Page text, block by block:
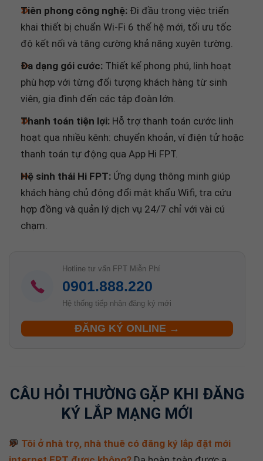
khai thiết bị chuẩn Wi-Fi 6 thế hệ mới, tối ưu tốc
độ kết nối và tăng cường khả năng xuyên tường.
Đa dạng gói cước:
Thiết kế phong phú, linh hoạt
phù hợp với từng đối tượng khách hàng từ sinh
viên, gia đình đến các tập đoàn lớn.
Thanh toán tiện lợi:
Hỗ trợ thanh toán cước linh
hoạt qua nhiều kênh: chuyển khoản, ví điện tử hoặc
thanh toán tự động qua App Hi FPT.
Hệ sinh thái Hi FPT: Ứng dụng thông minh giúp
khách hàng chủ động đổi mật khẩu Wifi, tra cứu
hợp đồng và quản lý dịch vụ 24/7 chỉ với vài cú
chạm.
0901.888.220
Hệ thống tiếp nhận đăng ký mới
CÂU HỎI THƯỜNG GẶP KHI ĐĂNG
KÝ LẮP MẠNG MỚI
internet FPT được không?Dạ hoàn toàn được ạ.